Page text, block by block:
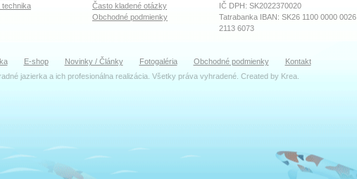
technika
Často kladené otázky
Obchodné podmienky
IČ DPH: SK2022370020
Tatrabanka IBAN: SK26 1100 0000 0026
2113 6073
Oddiel: Sro, Vložka číslo: 18569/P
Ing. Zuzana Máčiková
Účtovné oddelenie
faktury(zavináč)numa.sk
E-shop Novinky / Články Fotogaléria Obchodné podmienky
Kontakt
jazierka a ich profesionálna realizácia. Všetky práva vyhradené. Created by Krea.